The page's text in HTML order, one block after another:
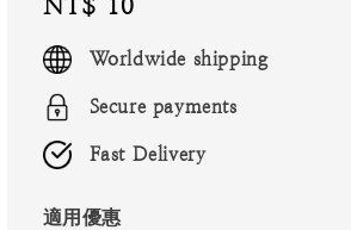
Regular
price
NT$ 10
Worldwide shipping
Secure payments
Fast Delivery
適用優惠